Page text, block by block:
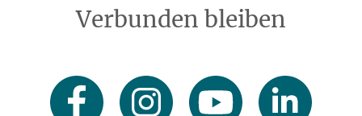
Verbunden bleiben